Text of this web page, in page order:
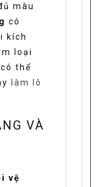
màu
có
kích
loại
có thể
làm lô
VÀ
vệ